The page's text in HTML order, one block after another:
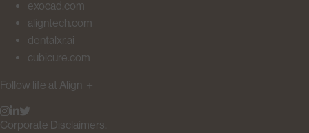
exocad.com
aligntech.com
dentalxr.ai
cubicure.com
Follow life at Align ＋
Corporate Disclaimers.